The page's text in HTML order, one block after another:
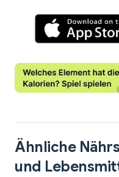
Ähnliche
und